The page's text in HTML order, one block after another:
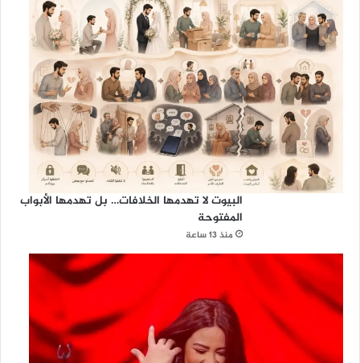
البيوت لا تهدمها الخلافات… بل تهدمها الأبواب
المفتوحة
منذ 13 ساعة